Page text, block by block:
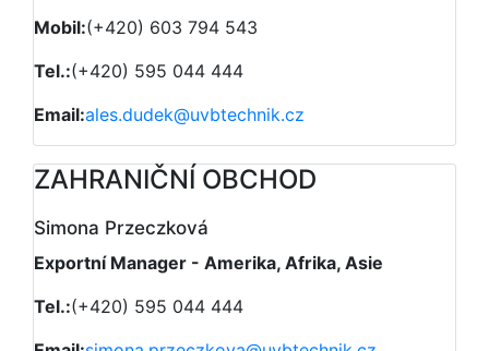
Mobil:(+420) 603 794 543
Tel.:(+420) 595 044 444
Email:ales.dudek@uvbtechnik.cz
ZAHRANIČNÍ OBCHOD
Simona Przeczková
Exportní Manager - Amerika, Afrika, Asie
Tel.:(+420) 595 044 444